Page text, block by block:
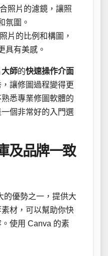
照片的濾鏡，讓照
氛圍。
片的比例和構圖，
具有美感。
師的快速操作介面
讓修圖過程變得更
悉專業修圖軟體的
一個非常好的入門選
及品牌一致
的優勢之一，提供大
材，可以幫助你快
使用 Canva 的素